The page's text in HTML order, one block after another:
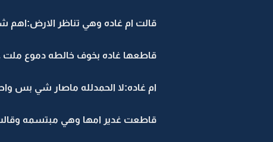
قالت ام غاده وهي تناظر الارض:اهم
قاطعها غاده بخوف خالطه دموع ملت
ام غاده:لا الحمدلله ماصار شي بس
قاطعت غدير امها وهي مبتسمه وقالت